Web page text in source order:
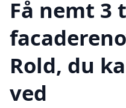
Få nemt 3
Rold, du
ved